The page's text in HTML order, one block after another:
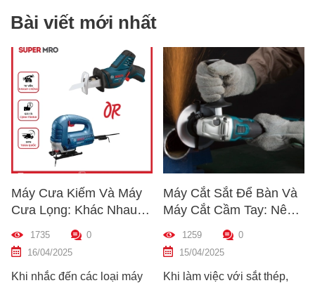
Bài viết mới nhất
Kiếm Và Máy
Khác Nhau
Nào? Hướng
Máy Phù Hợp
0
đến các loại máy
Máy Cắt Sắt Để Bàn Và
Máy Cắt Cầm Tay: Nên
Chọn Loại Nào Phù Hợp
0
15/04/2025
Khi làm việc với sắt thép,
Cách
Chất
Hướng